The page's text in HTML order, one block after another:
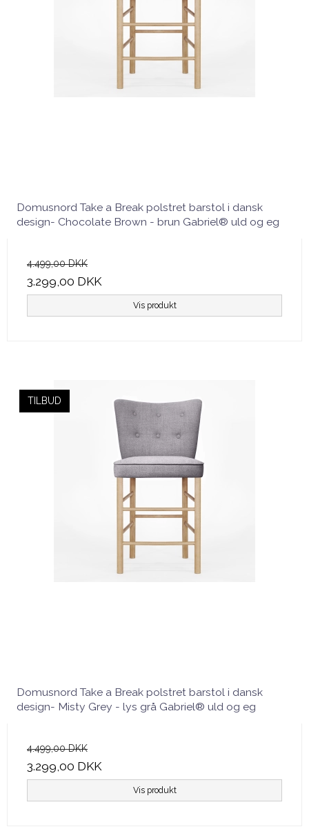
Domusnord Take a Break polstret barstol i dansk
design- Chocolate Brown - brun Gabriel® uld og eg
4.499,00 DKK
3.299,00 DKK
Vis produkt
TILBUD
Domusnord Take a Break polstret barstol i dansk
design- Misty Grey - lys grå Gabriel® uld og eg
4.499,00 DKK
3.299,00 DKK
Vis produkt